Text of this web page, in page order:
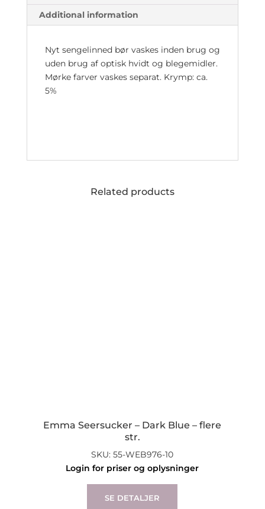
Additional information
Nyt sengelinned bør vaskes inden brug og
uden brug af optisk hvidt og blegemidler.
Mørke farver vaskes separat. Krymp: ca.
5%
Related products
Emma Seersucker – Dark Blue – flere
str.
SKU: 55-WEB976-10
Login for priser og oplysninger
SE DETALJER